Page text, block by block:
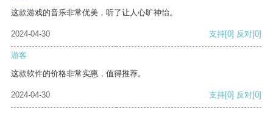
这款游戏的音乐非常优美，听了让人心旷神怡。
2024-04-30 支持[0] 反对[0]
游客
这款软件的价格非常实惠，值得推荐。
2024-04-30 支持[0] 反对[0]